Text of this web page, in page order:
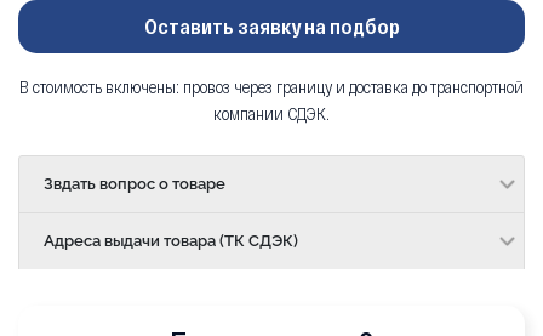
Оставить заявку на подбор
В стоимость включены: провоз через границу и доставка до транспортной
компании СДЭК.
Звдать вопрос о товаре
Адреса выдачи товара (ТК СДЭК)